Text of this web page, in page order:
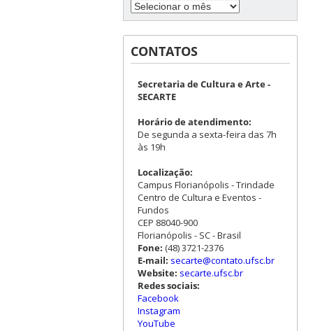
CONTATOS
Secretaria de Cultura e Arte -
SECARTE
Horário de atendimento:
De segunda a sexta-feira das 7h
às 19h
Localização:
Campus Florianópolis - Trindade
Centro de Cultura e Eventos -
Fundos
CEP 88040-900
Florianópolis - SC - Brasil
Fone: (48) 3721-2376
E-mail: secarte@contato.ufsc.br
Website: secarte.ufsc.br
Redes sociais:
Facebook
Instagram
YouTube